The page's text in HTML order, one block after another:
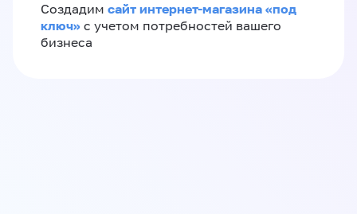
Создадим сайт интернет-магазина «под
ключ» с учетом потребностей вашего
бизнеса